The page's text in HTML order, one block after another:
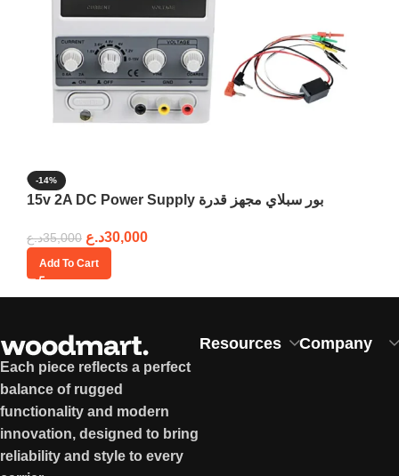
-14%
15v 2A DC Power Supply بور سبلاي مجهز قدرة
35,000د.ع 30,000د.ع
Add To Cart
Each piece reflects a perfect
balance of rugged
functionality and modern
innovation, designed to bring
reliability and style to every
Resources Company